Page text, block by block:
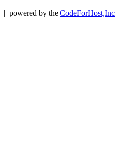
| powered by the CodeForHost,Inc